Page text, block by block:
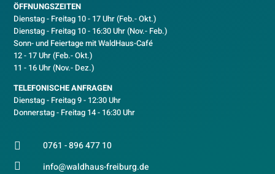
ÖFFNUNGSZEITEN
Dienstag - Freitag 10 - 17 Uhr (Feb.- Okt.)
Dienstag - Freitag 10 - 16:30 Uhr (Nov.- Feb.)
Sonn- und Feiertage mit WaldHaus-Café
12 - 17 Uhr (Feb.- Okt.)
11 - 16 Uhr (Nov.- Dez.)
TELEFONISCHE ANFRAGEN
Dienstag - Freitag 9 - 12:30 Uhr
Donnerstag - Freitag 14 - 16:30 Uhr
 0761 - 896 477 10
 info@waldhaus-freiburg.de